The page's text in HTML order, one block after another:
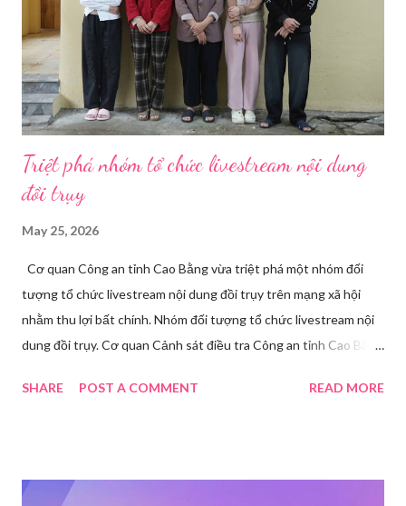
Triệt phá nhóm tổ chức livestream nội dung
đồi trụy
May 25, 2026
Cơ quan Công an tỉnh Cao Bằng vừa triệt phá một nhóm đối
tượng tổ chức livestream nội dung đồi trụy trên mạng xã hội
nhằm thu lợi bất chính. Nhóm đối tượng tổ chức livestream nội
dung đồi trụy. Cơ quan Cảnh sát điều tra Công an tỉnh Cao Bằng
tạm giam đối với Triệu Thị Dung về hành vi truyền bá văn hóa
dụng điện thoại xuất hiện các hoạt động phát trực tiếp nội dung
SHARE POST A COMMENT READ MORE